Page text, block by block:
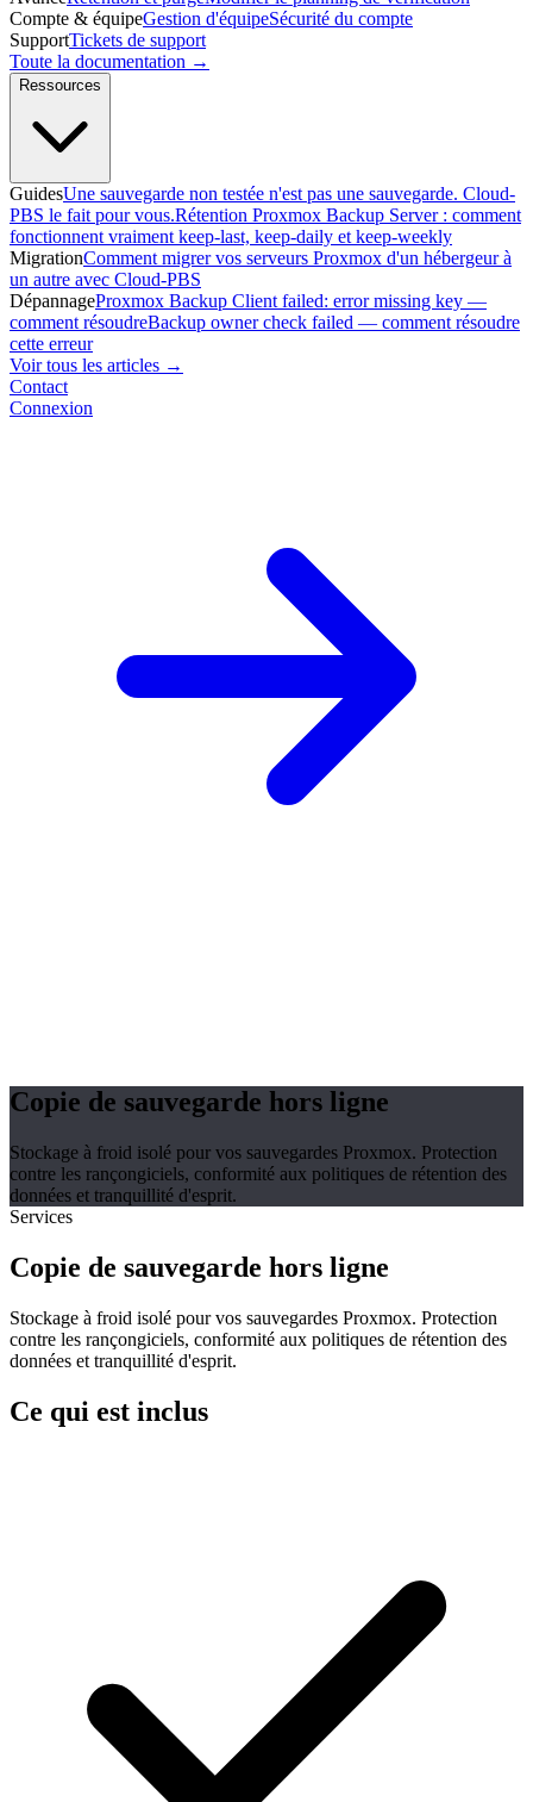
Compte & équipeGestion d'équipeSécurité du compte
SupportTickets de support
Toute la documentation →
Ressources
GuidesUne sauvegarde non testée n'est pas une sauvegarde. Cloud-
PBS le fait pour vous.Rétention Proxmox Backup Server : comment
fonctionnent vraiment keep-last, keep-daily et keep-weekly
MigrationComment migrer vos serveurs Proxmox d'un hébergeur à
un autre avec Cloud-PBS
DépannageProxmox Backup Client failed: error missing key —
comment résoudreBackup owner check failed — comment résoudre
cette erreur
Voir tous les articles →
Contact
Connexion
Copie de sauvegarde hors ligne
Stockage à froid isolé pour vos sauvegardes Proxmox. Protection
contre les rançongiciels, conformité aux politiques de rétention des
données et tranquillité d'esprit.
Services
Copie de sauvegarde hors ligne
Stockage à froid isolé pour vos sauvegardes Proxmox. Protection
contre les rançongiciels, conformité aux politiques de rétention des
données et tranquillité d'esprit.
Ce qui est inclus